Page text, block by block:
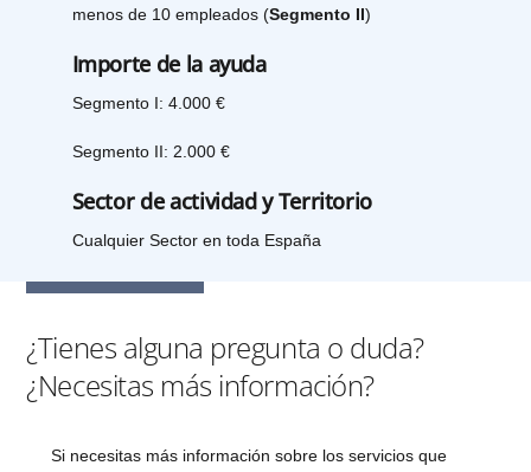
menos de 10 empleados (Segmento II)
Importe de la ayuda
Segmento I: 4.000 €
Segmento II: 2.000 €
Sector de actividad y Territorio
Cualquier Sector en toda España
¿Tienes alguna pregunta o duda?
¿Necesitas más información?
Si necesitas más información sobre los servicios que